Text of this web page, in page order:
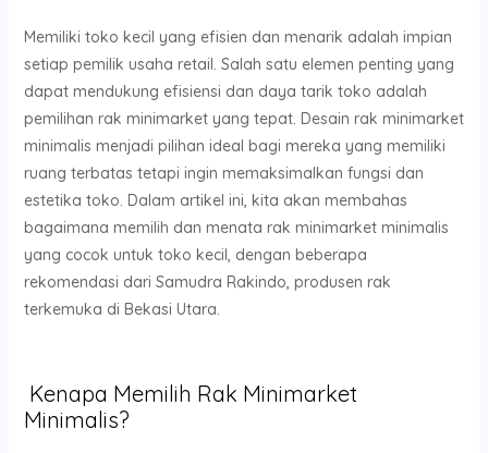
Memiliki toko kecil yang efisien dan menarik adalah impian
setiap pemilik usaha retail. Salah satu elemen penting yang
dapat mendukung efisiensi dan daya tarik toko adalah
pemilihan rak minimarket yang tepat. Desain rak minimarket
minimalis menjadi pilihan ideal bagi mereka yang memiliki
ruang terbatas tetapi ingin memaksimalkan fungsi dan
estetika toko. Dalam artikel ini, kita akan membahas
bagaimana memilih dan menata rak minimarket minimalis
yang cocok untuk toko kecil, dengan beberapa
rekomendasi dari Samudra Rakindo, produsen rak
terkemuka di Bekasi Utara.
Kenapa Memilih Rak Minimarket
Minimalis?